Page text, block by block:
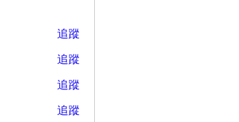
追蹤
追蹤
追蹤
追蹤